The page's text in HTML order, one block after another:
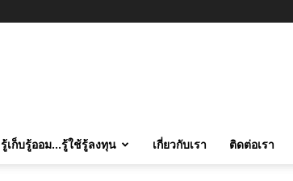
รู้เก็บรู้ออม…รู้ใช้รู้ลงทุน เกี่ยวกับเรา ติดต่อเรา